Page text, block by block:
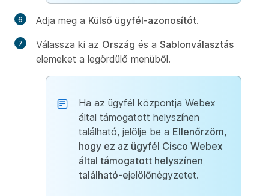
Adja meg a Külső ügyfél-azonosítót.
Válassza ki az Ország és a Sablonválasztás
elemeket a legördülő menüből.
Ha az ügyfél központja Webex
által támogatott helyszínen
található, jelölje be a Ellenőrzöm,
hogy ez az ügyfél Cisco Webex
által támogatott helyszínen
található-ejelölőnégyzetet.